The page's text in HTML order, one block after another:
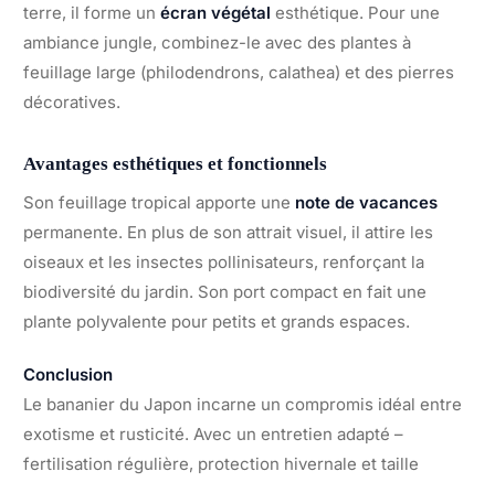
terre, il forme un écran végétal esthétique. Pour une
ambiance jungle, combinez-le avec des plantes à
feuillage large (philodendrons, calathea) et des pierres
décoratives.
Avantages esthétiques et fonctionnels
Son feuillage tropical apporte une note de vacances
permanente. En plus de son attrait visuel, il attire les
oiseaux et les insectes pollinisateurs, renforçant la
biodiversité du jardin. Son port compact en fait une
plante polyvalente pour petits et grands espaces.
Conclusion
Le bananier du Japon incarne un compromis idéal entre
exotisme et rusticité. Avec un entretien adapté –
fertilisation régulière, protection hivernale et taille